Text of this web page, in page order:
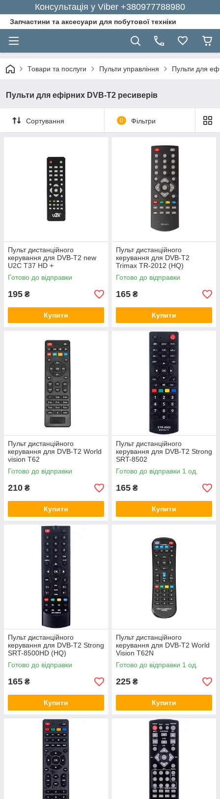
Консультація у Viber +380977788980
Запчастини та аксесуари для побутової техніки
Товари та послуги Пульти управління Пульти для
Пульти для ефірних DVB-T2 ресиверів
Сортування 0 Фільтри
Пульт дистанційного
керування для DVB-T2 new
U2C T37 HD +
Готово до відправки
195 ₴
Купити
Пульт дистанційного
керування для DVB-T2
Trimax TR-2012 (HQ)
Готово до відправки
165 ₴
Купити
Пульт дистанційного
керування для DVB-T2 World
vision T62
Готово до відправки
210 ₴
Купити
Пульт дистанційного
керування для DVB-T2 Strong
SRT-8502
Готово до відправки 1 од.
165 ₴
Купити
Пульт дистанційного
керування для DVB-T2 Strong
SRT-8500HD (HQ)
Готово до відправки
165 ₴
Купити
Пульт дистанційного
керування для DVB-T2 World
Vision T62N
Готово до відправки 1 од.
225 ₴
Купити